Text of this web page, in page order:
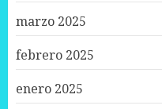
marzo 2025
febrero 2025
enero 2025